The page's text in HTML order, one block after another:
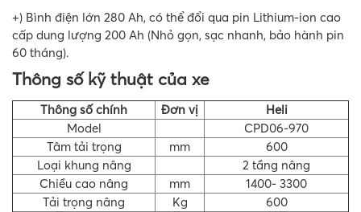
+) Bình điện lớn 280 Ah, có thể đổi qua pin Lithium-ion cao
cấp dung lượng 200 Ah (Nhỏ gọn, sạc nhanh, bảo hành pin
60 tháng).
Thông số kỹ thuật của xe
Thông số chính Đơn vị
Heli
Model
CPD06-970
Tâm tải trọng
mm
600
Loại khung nâng
2 tầng nâng
Chiều cao nâng
mm
1400- 3300
Tải trọng nâng
Kg
600